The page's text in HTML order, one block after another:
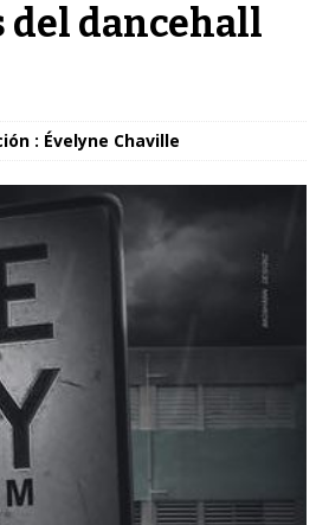
del dancehall
: Évelyne Chaville